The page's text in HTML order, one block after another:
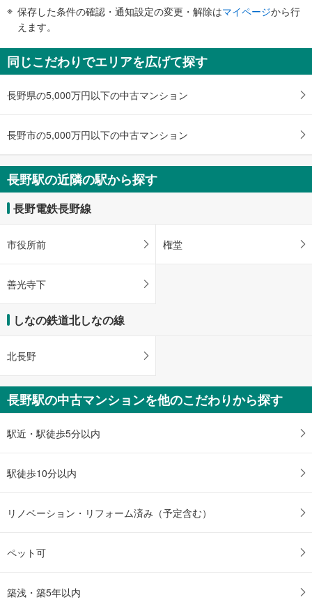
【長野電鉄】
・ホーム⇔改札
エスカレータ
【ＪＲ】
・各ホーム⇔改札
・３～７番線ホーム⇔中央改札
・改札⇔東口
【長野電鉄】
・ホーム⇔改札
・改札⇔駅ビルＭＩＤＯＲＩ内
【ＪＲ】
［新幹線］
・改札内
［在来線］【しなの鉄道】
・中央改札内
【ＪＲ】
・ＡＥＤ
【長野電鉄】
・ＡＥＤ
知
を
け
・
件
を
マ
イ
ー
に
存
す
保存した条件の確認・通知設定の変更・解除はマイページから行
えます。
同じこだわりでエリアを広げて探す
長野県の5,000万円以下の中古マンション
長野市の5,000万円以下の中古マンション
長野駅の近隣の駅から探す
長野電鉄長野線
市役所前 権堂
善光寺下
しなの鉄道北しなの線
北長野
長野駅の中古マンションを他のこだわりから探す
駅近・駅徒歩5分以内
駅徒歩10分以内
リノベーション・リフォーム済み（予定含む）
ペット可
築浅・築5年以内